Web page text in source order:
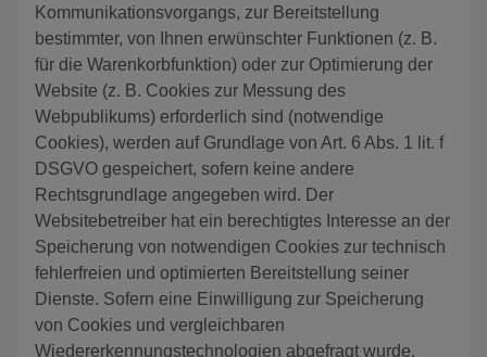
Kommunikationsvorgangs, zur Bereitstellung
bestimmter, von Ihnen erwünschter Funktionen (z. B.
für die Warenkorbfunktion) oder zur Optimierung der
Website (z. B. Cookies zur Messung des
Webpublikums) erforderlich sind (notwendige
Cookies), werden auf Grundlage von Art. 6 Abs. 1 lit. f
DSGVO gespeichert, sofern keine andere
Rechtsgrundlage angegeben wird. Der
Websitebetreiber hat ein berechtigtes Interesse an der
Speicherung von notwendigen Cookies zur technisch
fehlerfreien und optimierten Bereitstellung seiner
Dienste. Sofern eine Einwilligung zur Speicherung
von Cookies und vergleichbaren
Wiedererkennungstechnologien abgefragt wurde,